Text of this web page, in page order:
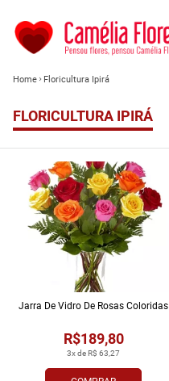
Home Floricultura Ipirá
FLORICULTURA IPIRÁ
3x de R$ 63,27
R$189,80
Jarra De Vidro De Rosas Coloridas